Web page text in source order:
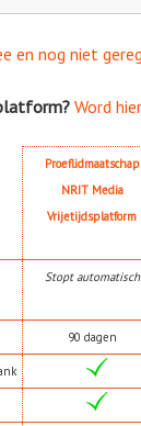
en nog niet
Word
Proeflidmaatschap
NRIT Media
Vrijetijdsplatform
Stopt automatisch
90 dagen